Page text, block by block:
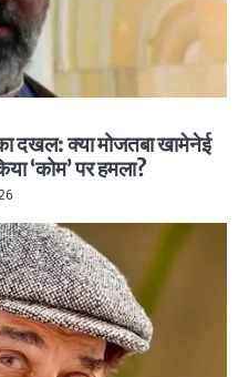
दखल: क्या मोजतबा खामेनेई
‘कोम’ पर हमला?